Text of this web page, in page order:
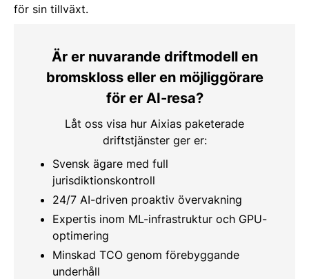
för sin tillväxt.
Är er nuvarande driftmodell en
bromskloss eller en möjliggörare
för er AI-resa?
Låt oss visa hur Aixias paketerade
driftstjänster ger er:
Svensk ägare med full
jurisdiktionskontroll
24/7 AI-driven proaktiv övervakning
Expertis inom ML-infrastruktur och GPU-
optimering
Minskad TCO genom förebyggande
underhåll